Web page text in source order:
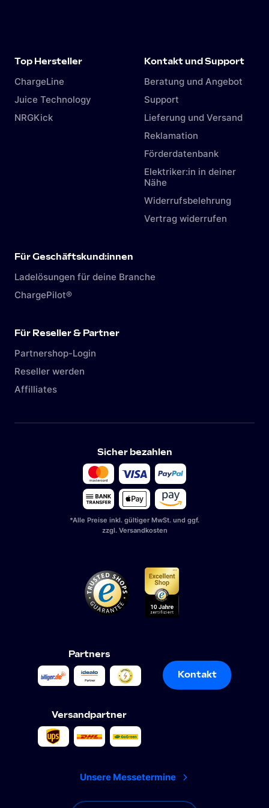
Top Hersteller
ChargeLine
Juice Technology
NRGKick
Kontakt und Support
Beratung und Angebot
Support
Lieferung und Versand
Reklamation
Förderdatenbank
Elektriker:in in deiner
Nähe
Widerrufsbelehrung
Vertrag widerrufen
Für Geschäftskund:innen
Ladelösungen für deine Branche
ChargePilot®
Für Reseller & Partner
Partnershop-Login
Reseller werden
Affilliates
Sicher bezahlen
*Alle Preise inkl. gültiger MwSt. und ggf.
zzgl. Versandkosten
Partners
Versandpartner
Kontakt
Kontakt
Unsere Messetermine